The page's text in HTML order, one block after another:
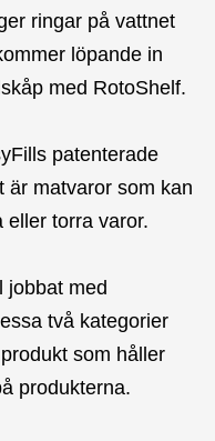
ringar på vattnet
löpande in
med RotoShelf.
patenterade
är matvaror som kan
eller torra varor.
jobbat med
två kategorier
som håller
produkterna.